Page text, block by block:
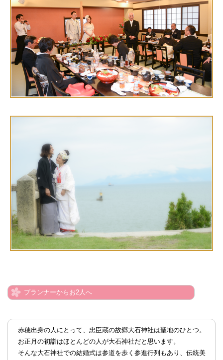
プランナーからお2人へ
赤穂出身の人にとって、忠臣蔵の故郷大石神社は聖地のひとつ。
お正月の初詣はほとんどの人が大石神社だと思います。
そんな大石神社での結婚式は参道を歩く参進行列もあり、伝統美